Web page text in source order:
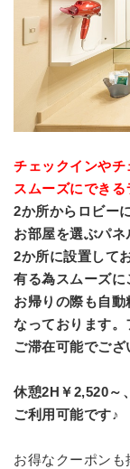
チェックインや
スムーズにできる
2か所からロビー
お部屋を選ぶパネ
2か所に設置して
有る為スムーズに
お帰りの際も自動
なっております。
ご滞在可能でござ
休憩2H￥2,520～
ご利用可能です♪
お得なクーポンも